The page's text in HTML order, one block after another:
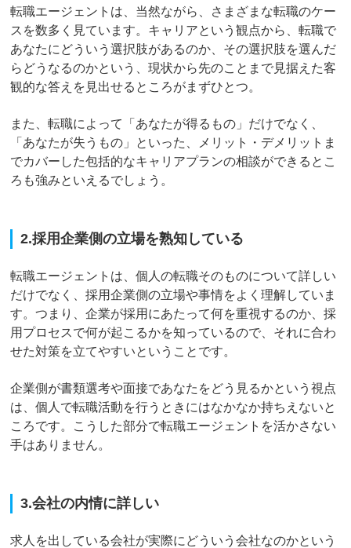
転職エージェントは、当然ながら、さまざまな転職のケー
スを数多く見ています。キャリアという観点から、転職で
あなたにどういう選択肢があるのか、その選択肢を選んだ
らどうなるのかという、現状から先のことまで見据えた客
観的な答えを見出せるところがまずひとつ。
また、転職によって「あなたが得るもの」だけでなく、
「あなたが失うもの」といった、メリット・デメリットま
でカバーした包括的なキャリアプランの相談ができるとこ
ろも強みといえるでしょう。
2.採用企業側の立場を熟知している
転職エージェントは、個人の転職そのものについて詳しい
だけでなく、採用企業側の立場や事情をよく理解していま
す。つまり、企業が採用にあたって何を重視するのか、採
用プロセスで何が起こるかを知っているので、それに合わ
せた対策を立てやすいということです。
企業側が書類選考や面接であなたをどう見るかという視点
は、個人で転職活動を行うときにはなかなか持ちえないと
ころです。こうした部分で転職エージェントを活かさない
手はありません。
3.会社の内情に詳しい
求人を出している会社が実際にどういう会社なのかという